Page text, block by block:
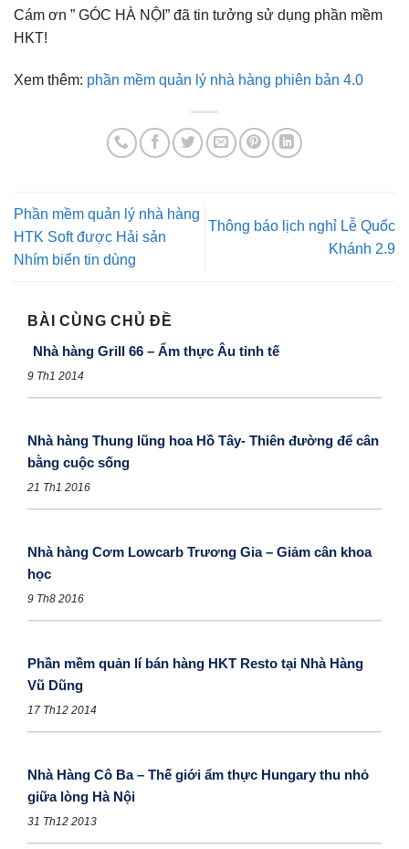
Cám ơn ” GÓC HÀ NỘI” đã tin tưởng sử dụng phần mềm
HKT!
Xem thêm: phần mềm quản lý nhà hàng phiên bản 4.0
Phần mềm quản lý nhà hàng
HTK Soft được Hải sản
Nhím biển tin dùng
Thông báo lịch nghỉ Lễ Quốc
Khánh 2.9
BÀI CÙNG CHỦ ĐỀ
Nhà hàng Grill 66 – Ẩm thực Âu tinh tế
9 Th1 2014
Nhà hàng Thung lũng hoa Hồ Tây- Thiên đường để cân
bằng cuộc sống
21 Th1 2016
Nhà hàng Cơm Lowcarb Trương Gia – Giảm cân khoa
học
9 Th8 2016
Phần mềm quản lí bán hàng HKT Resto tại Nhà Hàng
Vũ Dũng
17 Th12 2014
Nhà Hàng Cô Ba – Thế giới ẩm thực Hungary thu nhỏ
giữa lòng Hà Nội
31 Th12 2013